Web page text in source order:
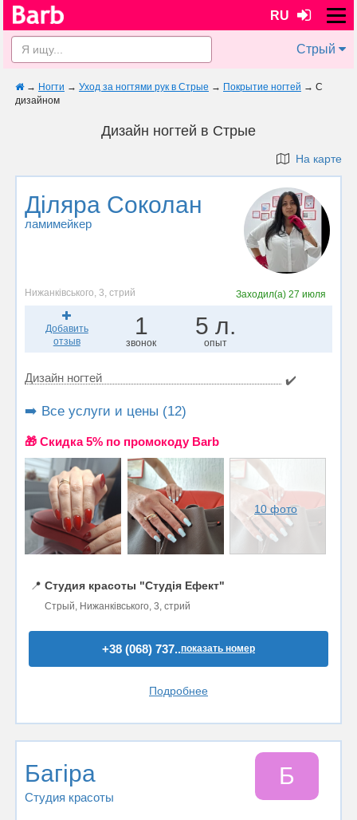
RU
Стрый
→ Ногти → Уход за ногтями рук в Стрые → Покрытие ногтей → С
дизайном
Дизайн ногтей в Стрые
На карте
Діляра Соколан
ламимейкер
Нижанківського, 3, стрий Заходил(а)27 июля
Добавить
отзыв
1
звонок
5 л.
опыт
Дизайн ногтей ✔️
➡️ Все услуги и цены (12)
🎁 Cкидка 5% по промокоду Barb
10 фото
📍 Студия красоты "Студія Ефект"
Стрый, Нижанківського, 3, стрий
+38 (068) 737..показать номер
Подробнее
Багіра
Студия красоты
Б